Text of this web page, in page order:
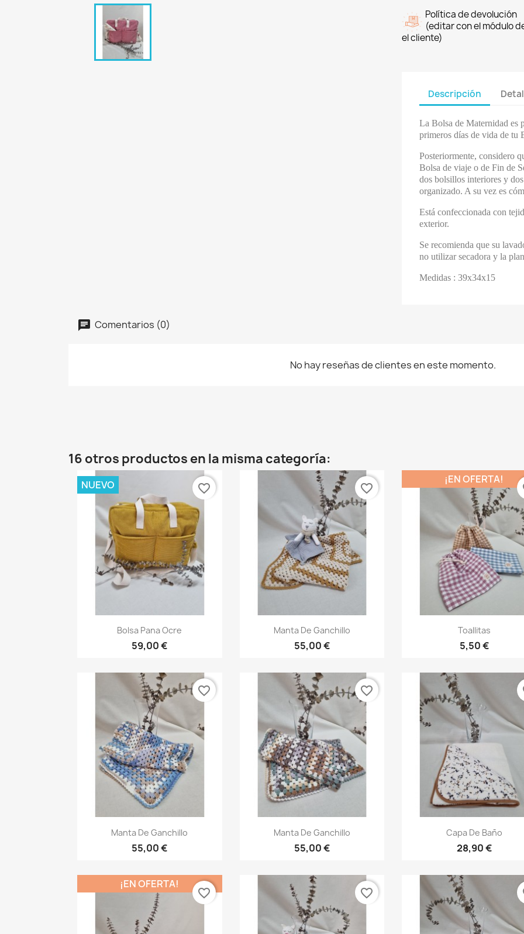
Política de devolución
(editar con el módulo
el cliente)
Descripción
La Bolsa de Maternidad es
primeros días de vida de tu
Posteriormente, considero
Bolsa de viaje o de Fin de
dos bolsillos interiores y
organizado. A su vez es
Está confeccionada con
exterior.
Se recomienda que su
no utilizar secadora y la
Medidas : 39x34x15
Comentarios (0)
No hay reseñas de clientes en este momento.
16 otros productos en la misma categoría:
Vista rápida
Bolsa Pana Ocre
59,00 €
NUEVO favorite_border
Vista rápida
Manta De Ganchillo
55,00 €
favorite_border
Vista rápida
Toallitas
5,50 €
¡EN OFERTA!
Vista rápida
Manta De Ganchillo
55,00 €
favorite_border
Vista rápida
Manta De Ganchillo
55,00 €
favorite_border
Vista rápida
Capa De Baño
28,90 €
¡EN OFERTA!
favorite_border favorite_border